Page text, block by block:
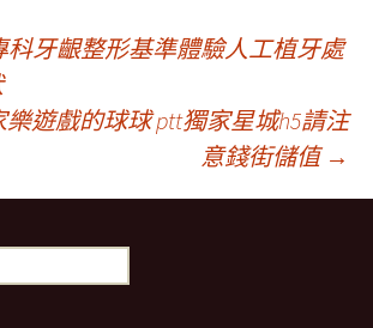
科牙齦整形基準體驗人工植牙處
遊戲的球球 ptt獨家星城h5請注
意錢街儲值 →